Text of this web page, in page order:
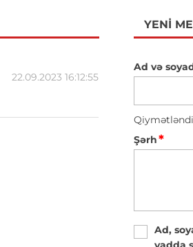
22.09.2023 16:12:55
YENI
Ad və
Şərh*
Ad,